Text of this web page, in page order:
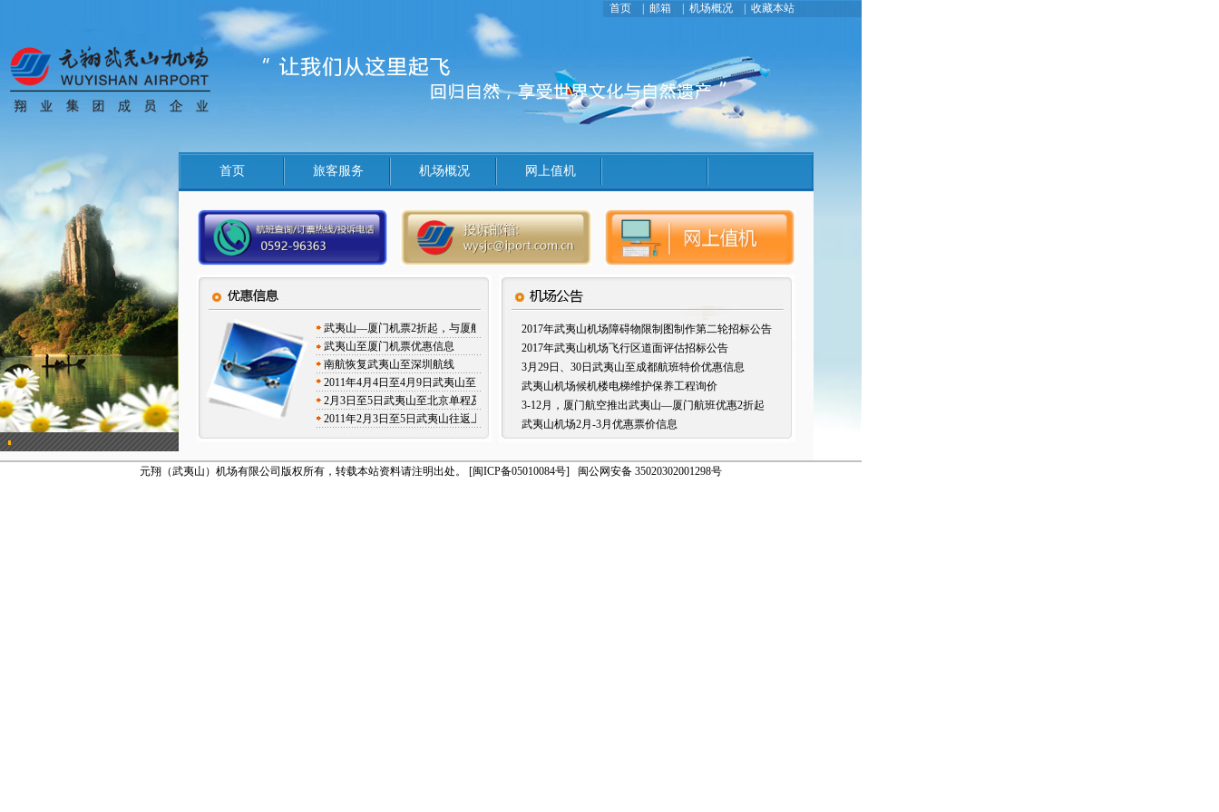
首页 邮箱 机场概况 收藏本站
首页 旅客服务 机场概况 网上值机
武夷山—厦门机票2折起，与厦航相约一起去厦门
武夷山至厦门机票优惠信息
南航恢复武夷山至深圳航线
2011年4月4日至4月9日武夷山至厦门优惠机票信息
2月3日至5日武夷山至北京单程及往返优惠信息
2011年2月3日至5日武夷山往返上海优惠信息
2017年武夷山机场障碍物限制图制作第二轮招标公告
2017年武夷山机场飞行区道面评估招标公告
3月29日、30日武夷山至成都航班特价优惠信息
武夷山机场候机楼电梯维护保养工程询价
3-12月，厦门航空推出武夷山—厦门航班优惠2折起
武夷山机场2月-3月优惠票价信息
元翔（武夷山）机场有限公司版权所有，转载本站资料请注明出处。 [闽ICP备05010084号] 闽公网安备 35020302001298号